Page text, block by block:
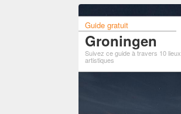
Guide gratuit
Groningen
Suivez ce guide à travers 10 lieux
artistiques